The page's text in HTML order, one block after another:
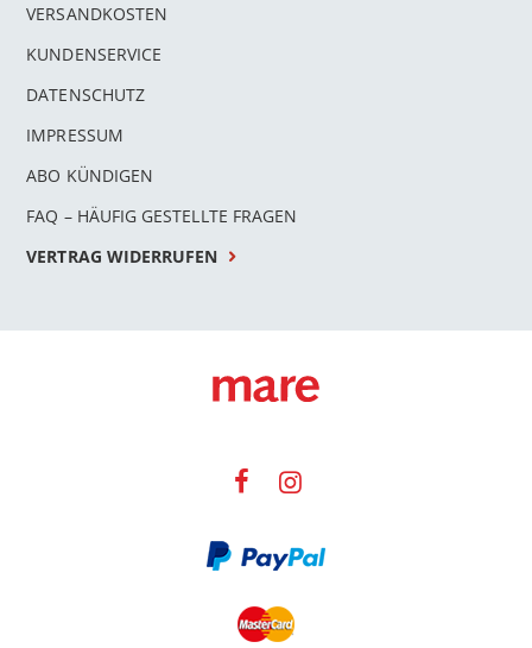
VERSANDKOSTEN
KUNDENSERVICE
DATENSCHUTZ
IMPRESSUM
ABO KÜNDIGEN
FAQ – HÄUFIG GESTELLTE FRAGEN
VERTRAG WIDERRUFEN